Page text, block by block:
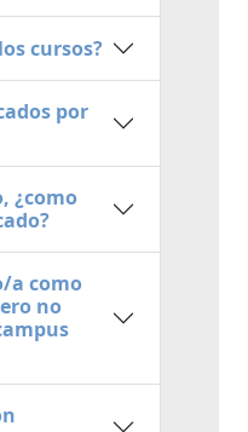
cursos?
por
¿como
a como
no